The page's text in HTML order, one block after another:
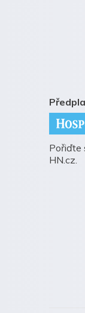
Pořiďte
HN.cz.